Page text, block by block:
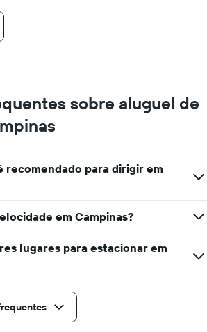
sobre aluguel de
recomendado para dirigir em
em Campinas?
lugares para estacionar em